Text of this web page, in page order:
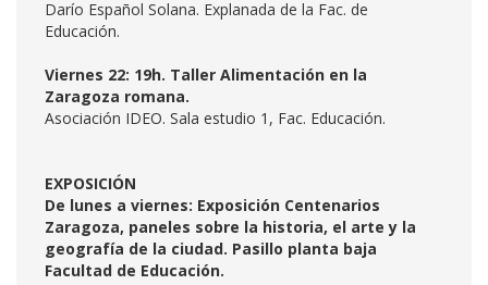
Darío Español Solana. Explanada de la Fac. de
Educación.
Viernes 22: 19h. Taller Alimentación en la
Zaragoza romana.
Asociación IDEO. Sala estudio 1, Fac. Educación.
EXPOSICIÓN
De lunes a viernes: Exposición Centenarios
Zaragoza, paneles sobre la historia, el arte y la
geografía de la ciudad. Pasillo planta baja
Facultad de Educación.